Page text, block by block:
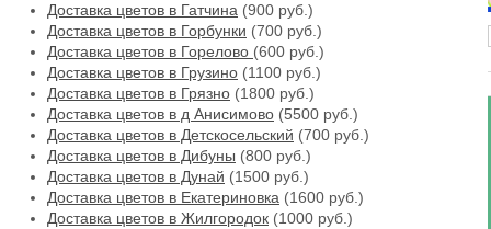
Доставка цветов в Гатчина (900 руб.)
Доставка цветов в Горбунки (700 руб.)
Доставка цветов в Горелово (600 руб.)
Доставка цветов в Грузино (1100 руб.)
Доставка цветов в Грязно (1800 руб.)
Доставка цветов в д Анисимово (5500 руб.)
Доставка цветов в Детскосельский (700 руб.)
Доставка цветов в Дибуны (800 руб.)
Доставка цветов в Дунай (1500 руб.)
Доставка цветов в Екатериновка (1600 руб.)
Доставка цветов в Жилгородок (1000 руб.)